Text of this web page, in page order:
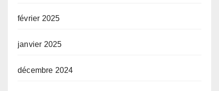
février 2025
janvier 2025
décembre 2024